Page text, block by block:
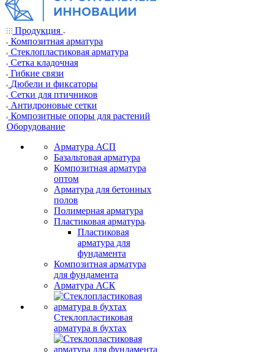
Продукция
Композитная арматура
Cтеклопластиковая арматура
Сетка кладочная
Гибкие связи
Дюбели и фиксаторы
Сетки для птичников
Антидроновые сетки
Композитные опоры для растений
Оборудование
Арматура АСП
Базальтовая арматура
Композитная арматура
оптом
Арматура для бетонных
полов
Полимерная арматура
Пластиковая арматура
Пластиковая
арматура для
фундамента
Композитная арматура
для фундамента
Арматура АСК
Стеклопластиковая
арматура в бухтах